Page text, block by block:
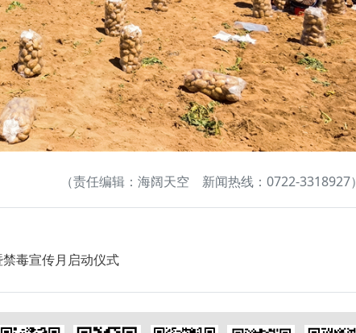
（责任编辑：海阔天空 新闻热线：0722-3318927）
毒宣传月启动仪式